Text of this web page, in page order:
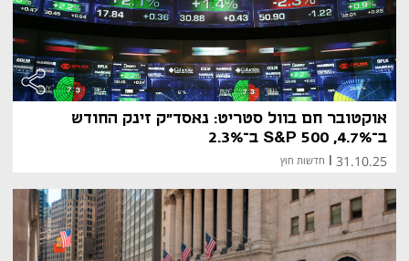
ויעילה ליהנות מהתפתחות השוק האמריקאי, תוך שמירה על
פיזור רחב.
חוזים עתידיים על S&P 500
חוזים עתידיים על S&P 500 הם נגזרים פיננסיים המאפשרים
לסחור על כיוון המדד בעתיד במחיר קבוע מראש. אחד
תיק ההשקעות שלהם מפני תנודתיות.
עם זאת, חשוב להבין כי המסחר בחוזים עתידיים כרוך ברמות
סיכון גבוהות ובאפשרות למינוף, ולכן אינו מתאים לכל משקיע.
אוקטובר חם בוול סטריט: נאסד"ק זינק החודש
ב־4.7%, S&P 500 ב־2.3%
31.10.25 חדשות חוץ